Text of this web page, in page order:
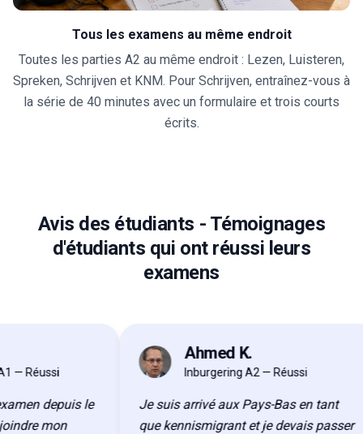
Tous les examens au même endroit
Toutes les parties A2 au même endroit : Lezen, Luisteren,
Spreken, Schrijven et KNM. Pour Schrijven, entraînez-vous à
la série de 40 minutes avec un formulaire et trois courts
écrits.
Avis des étudiants - Témoignages
d'étudiants qui ont réussi leurs
examens
depuis le
mon
AK Ahmed K.
Inburgering A2 — Réussi
Je suis arrivé aux Pays-Bas en tant
que kennismigrant et je devais passer